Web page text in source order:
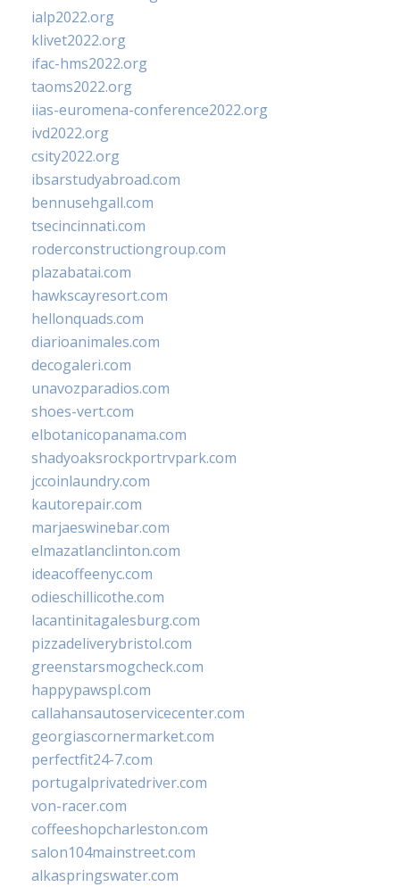
ialp2022.org
klivet2022.org
ifac-hms2022.org
taoms2022.org
iias-euromena-conference2022.org
ivd2022.org
csity2022.org
ibsarstudyabroad.com
bennusehgall.com
tsecincinnati.com
roderconstructiongroup.com
plazabatai.com
hawkscayresort.com
hellonquads.com
diarioanimales.com
decogaleri.com
unavozparadios.com
shoes-vert.com
elbotanicopanama.com
shadyoaksrockportrvpark.com
jccoinlaundry.com
kautorepair.com
marjaeswinebar.com
elmazatlanclinton.com
ideacoffeenyc.com
odieschillicothe.com
lacantinitagalesburg.com
pizzadeliverybristol.com
greenstarsmogcheck.com
happypawspl.com
callahansautoservicecenter.com
georgiascornermarket.com
perfectfit24-7.com
portugalprivatedriver.com
von-racer.com
coffeeshopcharleston.com
salon104mainstreet.com
alkaspringswater.com